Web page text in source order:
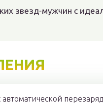
звезд-мужчин с